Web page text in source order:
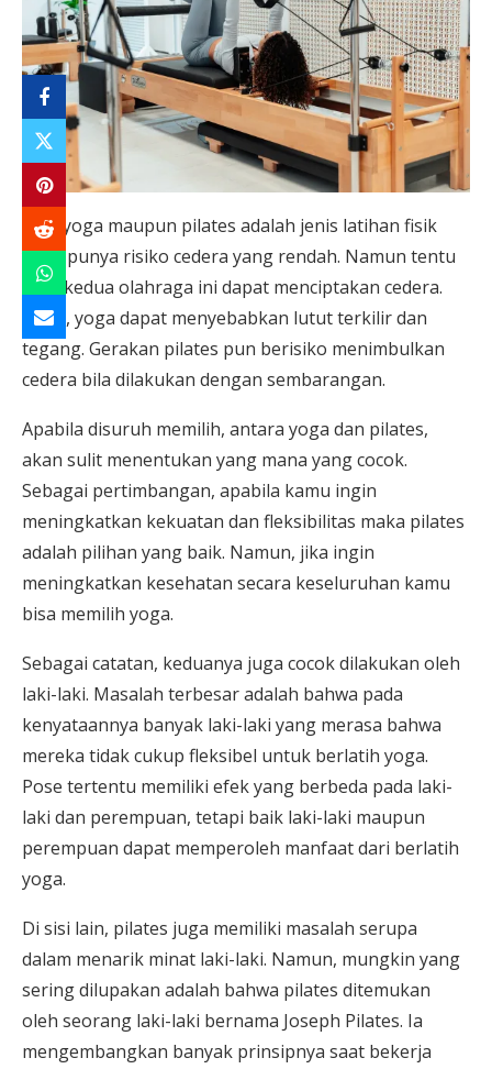
Baik yoga maupun pilates adalah jenis latihan fisik
yang punya risiko cedera yang rendah. Namun tentu
saja, kedua olahraga ini dapat menciptakan cedera.
Misal, yoga dapat menyebabkan lutut terkilir dan
tegang. Gerakan pilates pun berisiko menimbulkan
cedera bila dilakukan dengan sembarangan.
Apabila disuruh memilih, antara yoga dan pilates,
akan sulit menentukan yang mana yang cocok.
Sebagai pertimbangan, apabila kamu ingin
meningkatkan kekuatan dan fleksibilitas maka pilates
adalah pilihan yang baik. Namun, jika ingin
meningkatkan kesehatan secara keseluruhan kamu
bisa memilih yoga.
Sebagai catatan, keduanya juga cocok dilakukan oleh
laki-laki. Masalah terbesar adalah bahwa pada
kenyataannya banyak laki-laki yang merasa bahwa
mereka tidak cukup fleksibel untuk berlatih yoga.
Pose tertentu memiliki efek yang berbeda pada laki-
laki dan perempuan, tetapi baik laki-laki maupun
perempuan dapat memperoleh manfaat dari berlatih
yoga.
Di sisi lain, pilates juga memiliki masalah serupa
dalam menarik minat laki-laki. Namun, mungkin yang
sering dilupakan adalah bahwa pilates ditemukan
oleh seorang laki-laki bernama Joseph Pilates. Ia
mengembangkan banyak prinsipnya saat bekerja